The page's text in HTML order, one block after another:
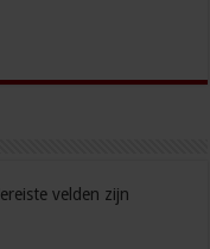
velden zijn